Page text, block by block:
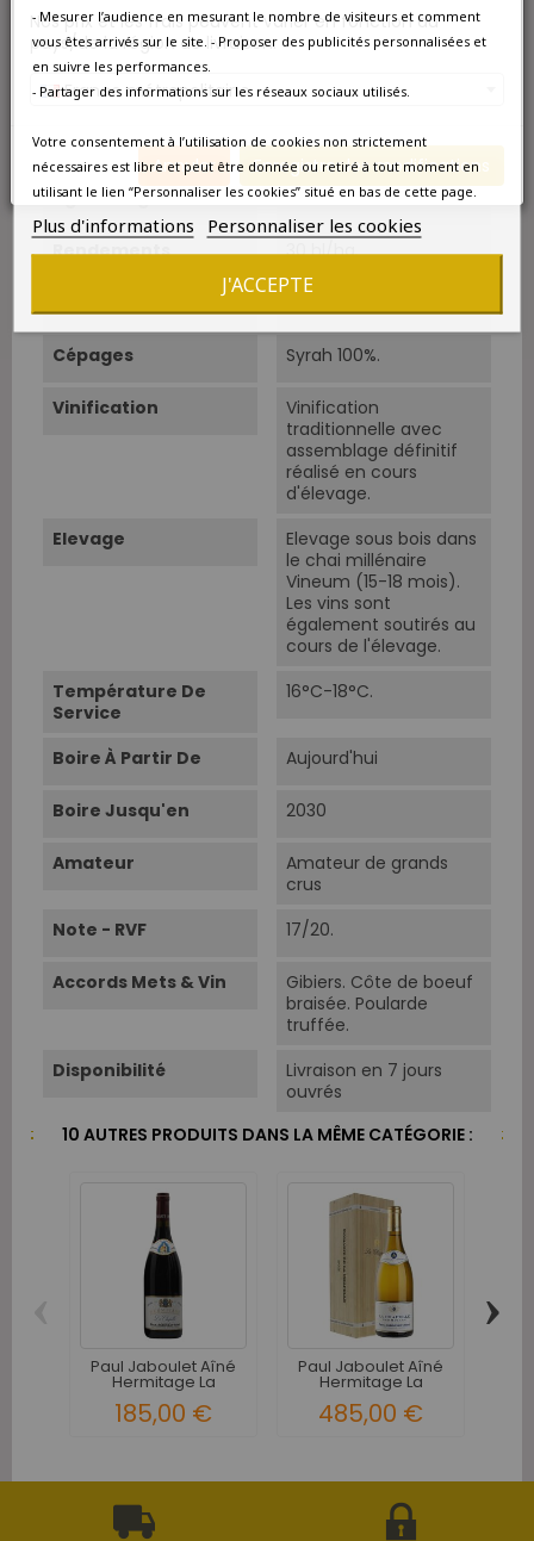
Nos prix et les frais peuvent varier en fonction du
pays/de la région de livraison.
France métropolitaine
Annuler Enregistrer les modifications
Classement Vin d'exception
Sols
recouvertes de
gneiss et de cailloux
ronds alluvionnaires.
Âge Du Vignoble
40 ans.
Rendements 30 hl/ha.
Cépages Syrah 100%.
Vinification
Vinification
traditionnelle avec
assemblage définitif
réalisé en cours
d'élevage.
Elevage
Elevage sous bois dans
le chai millénaire
Vineum (15-18 mois).
Les vins sont
également soutirés au
cours de l'élevage.
Température De
Service
16°C-18°C.
Boire À Partir De Aujourd'hui
Boire Jusqu'en 2030
Amateur
Amateur de grands
crus
Note - RVF
17/20.
Accords Mets & Vin
Gibiers. Côte de boeuf
braisée. Poularde
truffée.
Disponibilité
Livraison en 7 jours
ouvrés
10 AUTRES PRODUITS DANS LA MÊME CATÉGORIE :
Paul Jaboulet Aîné
Hermitage La
Chapelle...
185,00 €
Paul Jaboulet Aîné
Hermitage La
Chapelle...
485,00 €
›
- Mesurer l’audience en mesurant le nombre de visiteurs et comment
vous êtes arrivés sur le site. - Proposer des publicités personnalisées et
en suivre les performances.
- Partager des informations sur les réseaux sociaux utilisés.
Votre consentement à l’utilisation de cookies non strictement
nécessaires est libre et peut être donnée ou retiré à tout moment en
utilisant le lien “Personnaliser les cookies” situé en bas de cette page.
Plus d'informations Personnaliser les cookies
J'ACCEPTE